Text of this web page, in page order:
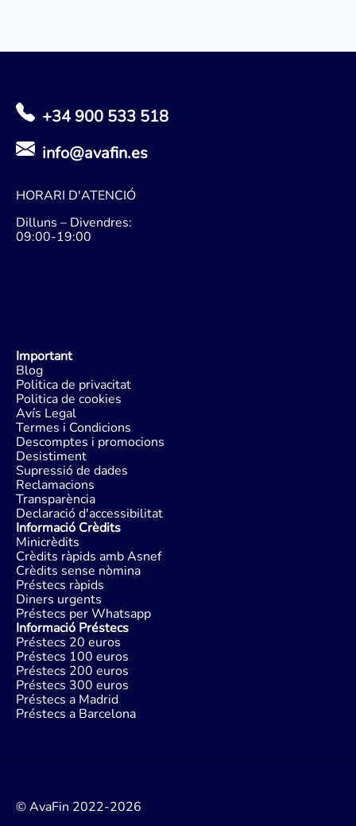
+34 900 533 518
info@avafin.es
HORARI D'ATENCIÓ
Dilluns – Divendres:
09:00-19:00
Important
Blog
Politica de privacitat
Politica de cookies
Avís Legal
Termes i Condicions
Descomptes i promocions
Desistiment
Supressió de dades
Reclamacions
Transparència
Declaració d'accessibilitat
Informació Crèdits
Minicrèdits
Crèdits ràpids amb Asnef
Crèdits sense nòmina
Préstecs ràpids
Diners urgents
Préstecs per Whatsapp
Informació Préstecs
Préstecs 20 euros
Préstecs 100 euros
Préstecs 200 euros
Préstecs 300 euros
Préstecs a Madrid
Préstecs a Barcelona
© AvaFin 2022-2026